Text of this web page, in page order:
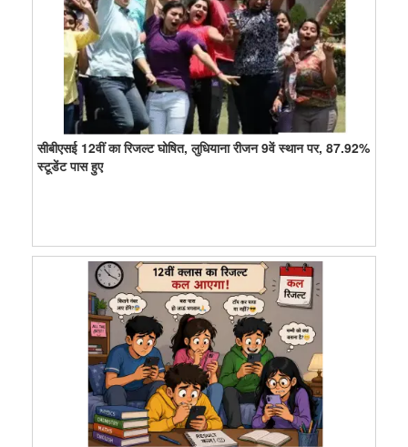
सीबीएसई 12वीं का रिजल्ट घोषित, लुधियाना रीजन 9वें स्थान पर, 87.92%
स्टूडेंट पास हुए